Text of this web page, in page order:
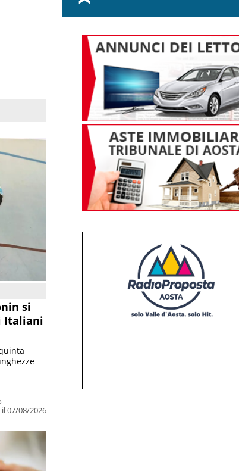
si
Italiani
il 07/08/2026